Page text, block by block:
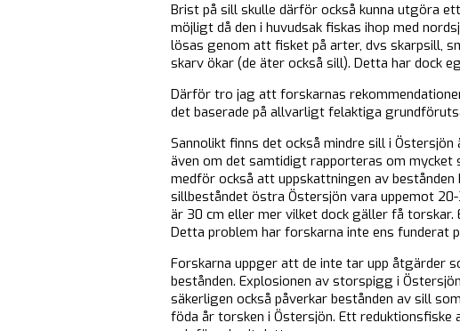
Brist på sill skulle därför också kunna utgöra
möjligt då den i huvudsak fiskas ihop med
lösas genom att fisket på arter, dvs skarpsill,
skarv ökar (de äter också sill). Detta har dock
Därför tro jag att forskarnas
det baserade på allvarligt felaktiga
Sannolikt finns det också mindre sill i
även om det samtidigt rapporteras om mycket
medför också att uppskattningen av
sillbeståndet östra Östersjön vara uppemot
är 30 cm eller mer vilket dock gäller få
Detta problem har forskarna inte ens funderat
Forskarna uppger att de inte tar upp åtgärder
bestånden. Explosionen av storspigg i
säkerligen också påverkar bestånden av sill
föda år torsken i Östersjön. Ett